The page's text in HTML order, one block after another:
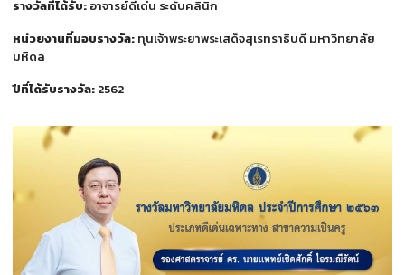
รางวัลที่ได้รับ: อาจารย์ดีเด่น ระดับคลินิก
หน่วยงานที่มอบรางวัล: ทุนเจ้าพระยาพระเสด็จสุเรทราธิบดี มหาวิทยาลัย
มหิดล
ปีที่ได้รับรางวัล: 2562